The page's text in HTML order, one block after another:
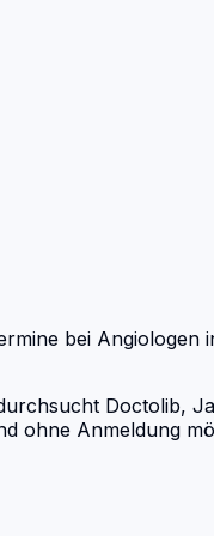
bei Angiologen
Doctolib,
ohne Anmeldung